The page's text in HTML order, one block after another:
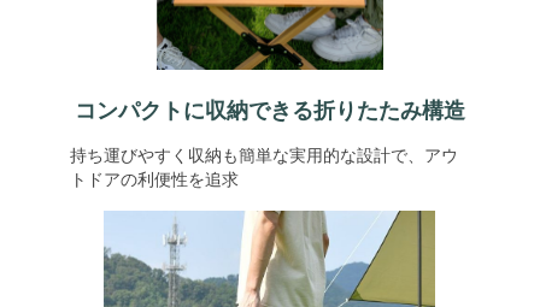
コンパクトに収納できる折りたたみ構造
持ち運びやすく収納も簡単な実用的な設計で、アウ
トドアの利便性を追求